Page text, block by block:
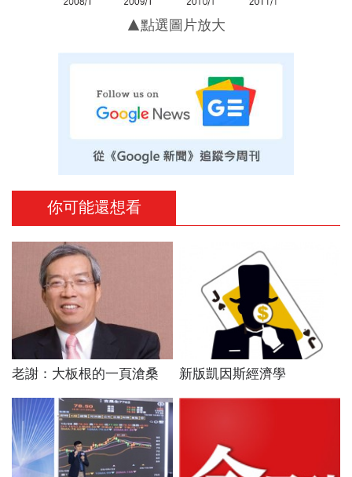
▲點選圖片放大
你可能還想看
老謝：大板根的一頁滄桑 新版凱因斯經濟學